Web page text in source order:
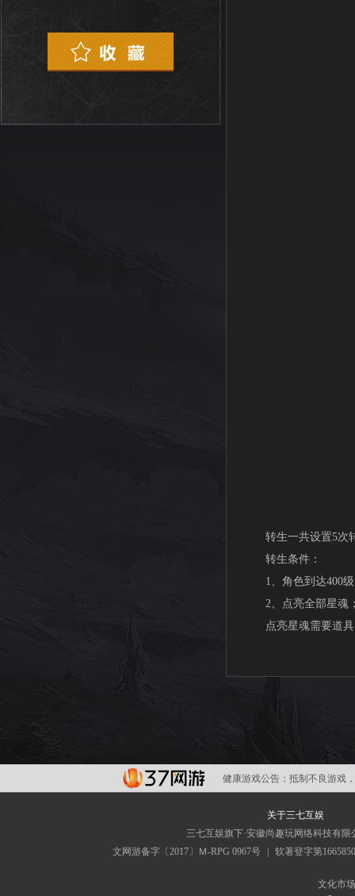
转生一共设置5次
转生条件：
1、角色到达400级
2、点亮全部星魂
点亮星魂需要道具
健康游戏公告： 抵制不良游戏
关于三七互娱
三七互娱旗下·安徽尚趣玩网络科技有限
文网游备字〔2017〕Ｍ-RPG 0967号
软著登字第
文化市